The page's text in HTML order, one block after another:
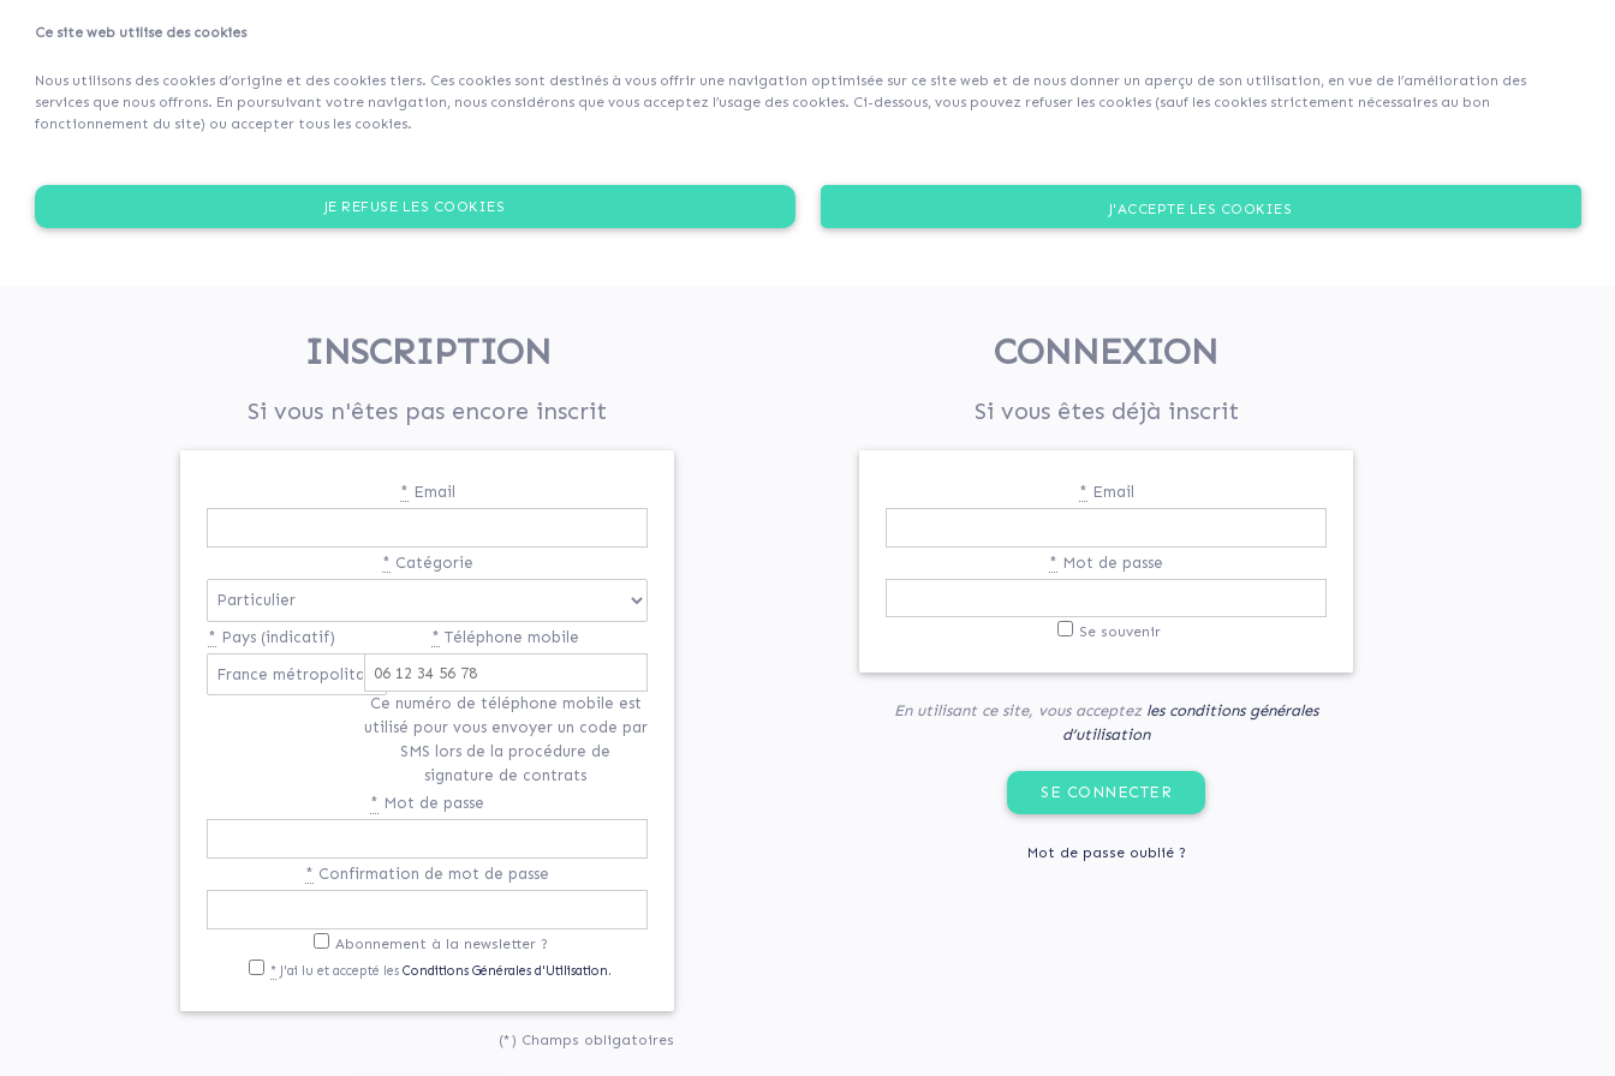
Ce site web utilise des cookies
Nous utilisons des cookies d’origine et des cookies tiers. Ces cookies sont destinés à vous offrir une navigation optimisée sur ce site web et de nous donner un aperçu de son utilisation, en vue de l’amélioration des
services que nous offrons. En poursuivant votre navigation, nous considérons que vous acceptez l’usage des cookies. Ci-dessous, vous pouvez refuser les cookies (sauf les cookies strictement nécessaires au bon
fonctionnement du site) ou accepter tous les cookies.
JE REFUSE LES COOKIES J'ACCEPTE LES COOKIES
INSCRIPTION
Si vous n'êtes pas encore inscrit
* Email
* Catégorie
* Pays (indicatif) * Téléphone mobile
Ce numéro de téléphone mobile est
utilisé pour vous envoyer un code par
SMS lors de la procédure de
signature de contrats
* Mot de passe
* Confirmation de mot de passe
Abonnement à la newsletter ?
* J'ai lu et accepté lesConditions Générales d'Utilisation.
(*) Champs obligatoires
CONNEXION
Si vous êtes déjà inscrit
* Email
* Mot de passe
Se souvenir
En utilisant ce site, vous acceptez les conditions générales
d’utilisation
Mot de passe oublié ?